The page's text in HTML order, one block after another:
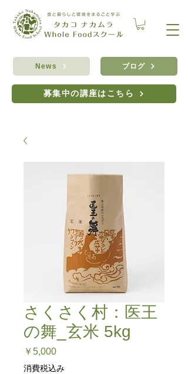
News
募集中の講座はこちら
ブログ
さくさく村：医王
の舞_玄米 5kg
￥5,000価
格
消費税込み